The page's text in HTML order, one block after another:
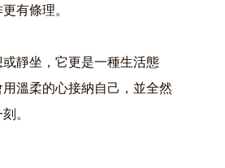
有條理。
靜坐，它更是一種生活態
溫柔的心接納自己，並全然
。